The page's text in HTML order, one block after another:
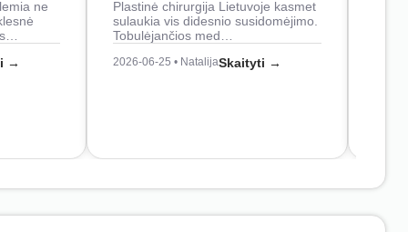
ne
→
Plastinė chirurgija Lietuvoje kasmet
sulaukia vis didesnio susidomėjimo.
Tobulėjančios med…
2026-06-25 • NatalijaSkaityti →